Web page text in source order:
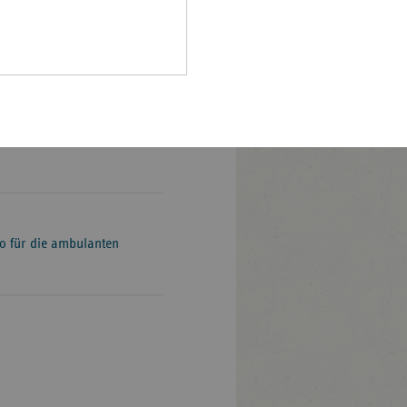
„Die Ersatzkassen in
würdevolle Betreuung zu
Engagement
für die ambulanten